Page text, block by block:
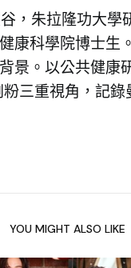
，朱拉隆功大學
康科學院博士生
景。以公共健康
三重視角，記錄
YOU MIGHT ALSO LIKE